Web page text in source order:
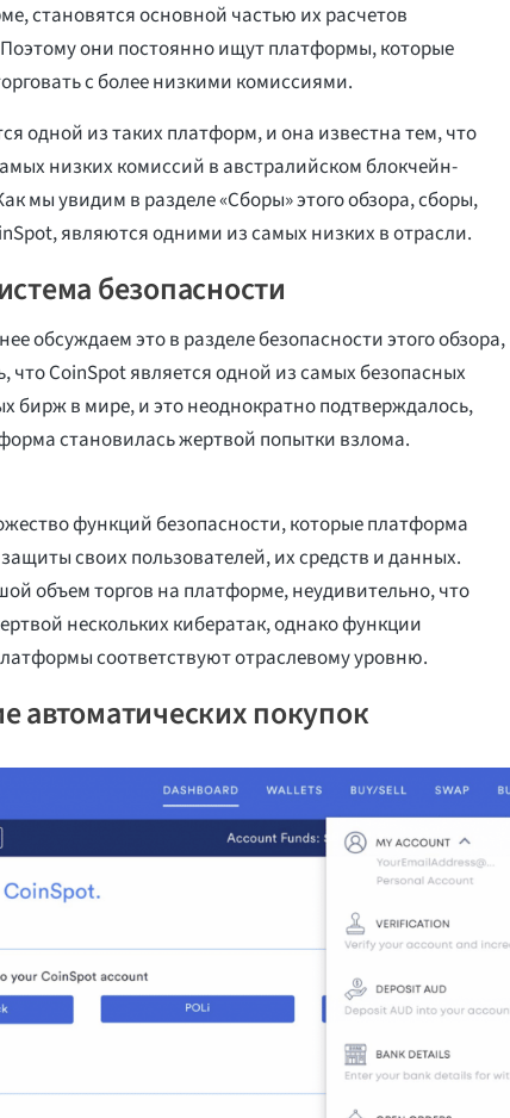
становятся основной частью их расчетов
они постоянно ищут платформы, которые
с более низкими комиссиями.
одной из таких платформ, и она известна тем, что
низких комиссий в австралийском блокчейн-
мы увидим в разделе «Сборы» этого обзора, сборы,
являются одними из самых низких в отрасли.
безопасности
обсуждаем это в разделе безопасности этого обзора,
что CoinSpot является одной из самых безопасных
бирж в мире, и это неоднократно подтверждалось,
становилась жертвой попытки взлома.
функций безопасности, которые платформа
своих пользователей, их средств и данных.
объем торгов на платформе, неудивительно, что
нескольких кибератак, однако функции
соответствуют отраслевому уровню.
автоматических покупок